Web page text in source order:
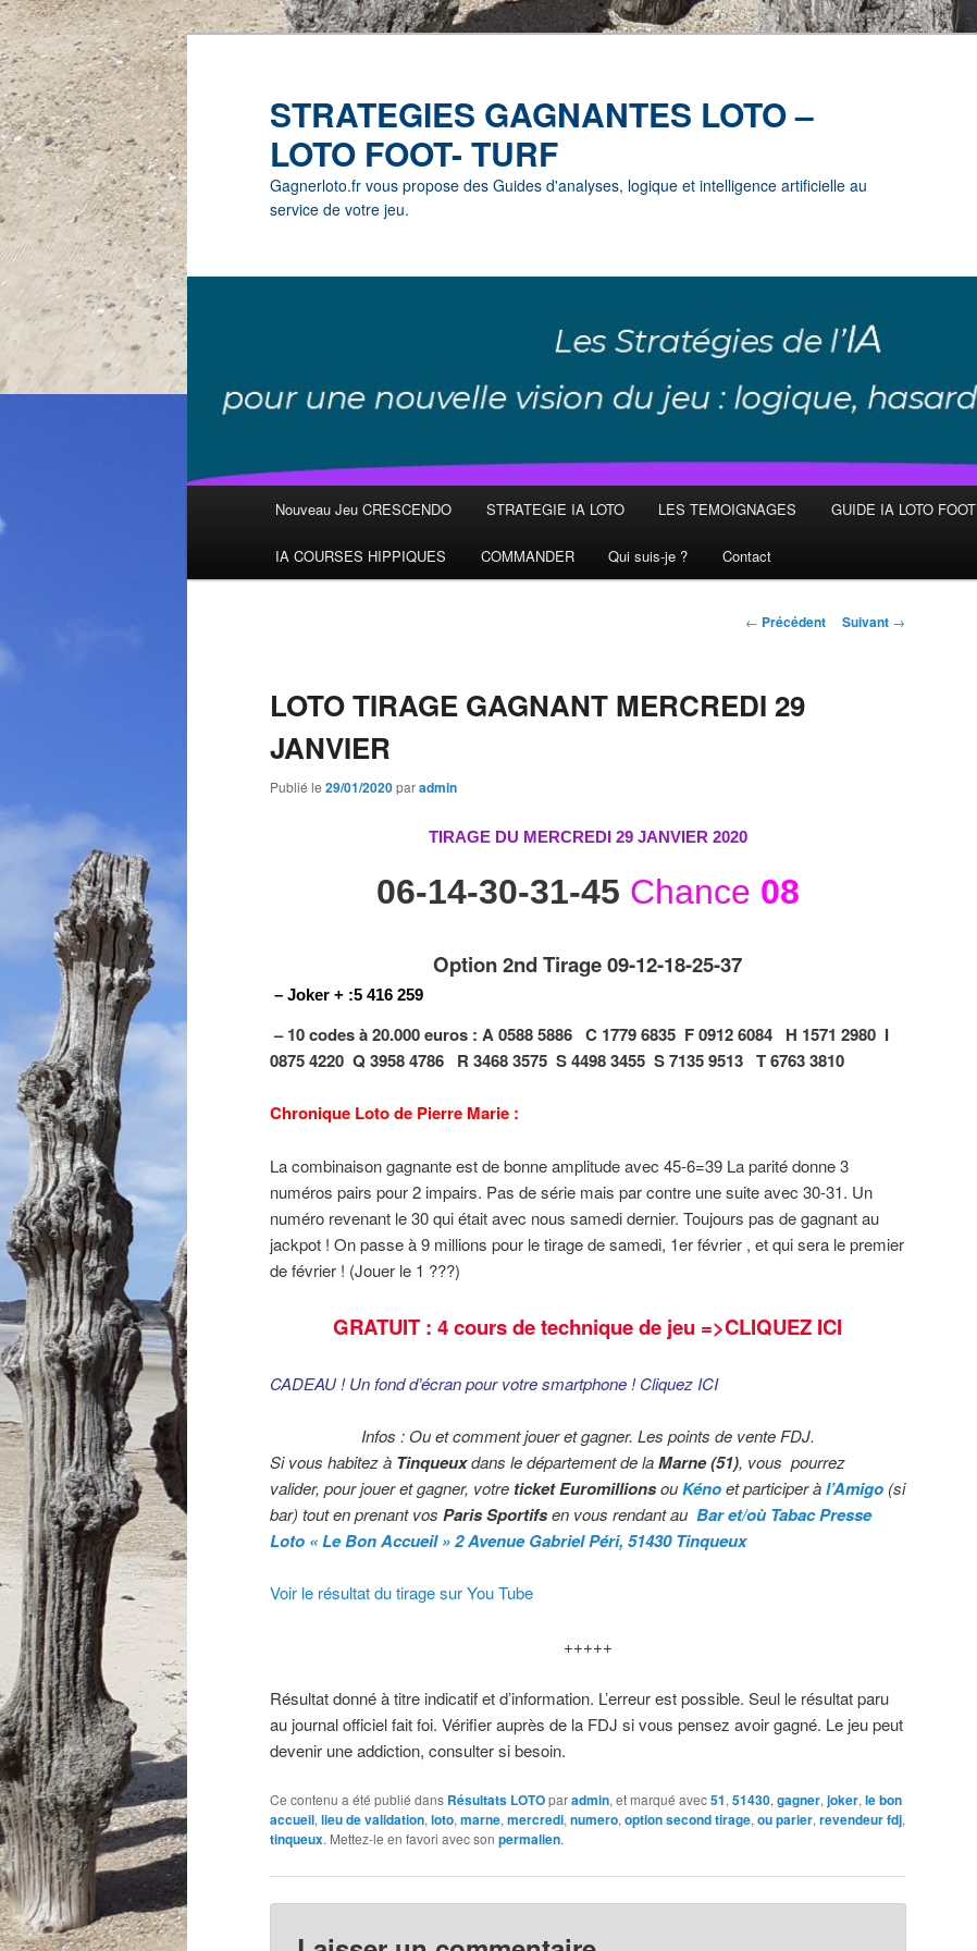
STRATEGIES GAGNANTES LOTO –
LOTO FOOT- TURF
Gagnerloto.fr vous propose des Guides d'analyses, logique et intelligence artificielle au
service de votre jeu.
Aller
au
Nouveau Jeu CRESCENDO STRATEGIE IA LOTO LES TEMOIGNAGES GUIDE IA LOTO FOOT
IA COURSES HIPPIQUES COMMANDER Qui suis-je ? Contact
Navigation
← Précédent Suivant →
LOTO TIRAGE GAGNANT MERCREDI 29
JANVIER
Publié le 29/01/2020paradmin
TIRAGE DU MERCREDI 29 JANVIER 2020
06-14-30-31-45 Chance 08
Option 2nd Tirage 09-12-18-25-37
– Joker + :5 416 259
– 10 codes à 20.000 euros : A 0588 5886 C 1779 6835 F 0912 6084 H 1571 2980 I
0875 4220 Q 3958 4786 R 3468 3575 S 4498 3455 S 7135 9513 T 6763 3810
Chronique Loto de Pierre Marie :
La combinaison gagnante est de bonne amplitude avec 45-6=39 La parité donne 3
numéros pairs pour 2 impairs. Pas de série mais par contre une suite avec 30-31. Un
numéro revenant le 30 qui était avec nous samedi dernier. Toujours pas de gagnant au
jackpot ! On passe à 9 millions pour le tirage de samedi, 1er février , et qui sera le premier
de février ! (Jouer le 1 ???)
GRATUIT : 4 cours de technique de jeu =>CLIQUEZ ICI
CADEAU ! Un fond d’écran pour votre smartphone !Cliquez ICI
Infos : Ou et comment jouer et gagner. Les points de vente FDJ.
Si vous habitez à Tinqueuxdans le département de laMarne (51), vous pourrez
valider, pour jouer et gagner, votre ticket EuromillionsouKénoet participer àl’Amigo (si
bar) tout en prenant vos Paris Sportifsen vous rendant au Bar et/où Tabac Presse
Loto « Le Bon Accueil » 2 Avenue Gabriel Péri, 51430 Tinqueux
Voir le résultat du tirage sur You Tube
+++++
Résultat donné à titre indicatif et d’information. L’erreur est possible. Seul le résultat paru
au journal officiel fait foi. Vérifier auprès de la FDJ si vous pensez avoir gagné. Le jeu peut
devenir une addiction, consulter si besoin.
Ce contenu a été publié dans Résultats LOTOparadmin, et marqué avec51, 51430, gagner, joker, le bon
accueil, lieu de validation, loto, marne, mercredi, numero, option second tirage, ou parier, revendeur fdj,
tinqueux. Mettez-le en favori avec son permalien.